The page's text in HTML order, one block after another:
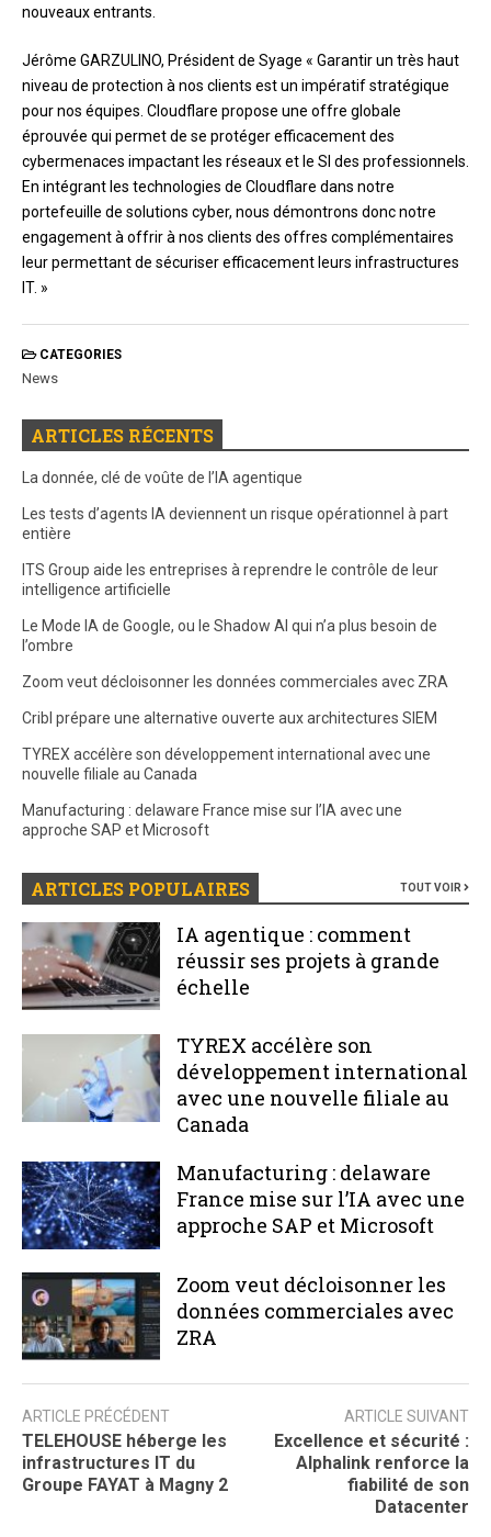
nouveaux entrants.
Jérôme GARZULINO, Président de Syage « Garantir un très haut
niveau de protection à nos clients est un impératif stratégique
pour nos équipes. Cloudflare propose une offre globale
éprouvée qui permet de se protéger efficacement des
cybermenaces impactant les réseaux et le SI des professionnels.
En intégrant les technologies de Cloudflare dans notre
portefeuille de solutions cyber, nous démontrons donc notre
engagement à offrir à nos clients des offres complémentaires
leur permettant de sécuriser efficacement leurs infrastructures
IT. »
CATEGORIES
News
ARTICLES RÉCENTS
La donnée, clé de voûte de l’IA agentique
Les tests d’agents IA deviennent un risque opérationnel à part
entière
ITS Group aide les entreprises à reprendre le contrôle de leur
intelligence artificielle
Le Mode IA de Google, ou le Shadow AI qui n’a plus besoin de
l’ombre
Zoom veut décloisonner les données commerciales avec ZRA
Cribl prépare une alternative ouverte aux architectures SIEM
TYREX accélère son développement international avec une
nouvelle filiale au Canada
Manufacturing : delaware France mise sur l’IA avec une
approche SAP et Microsoft
ARTICLES POPULAIRES TOUT VOIR
IA agentique : comment
réussir ses projets à grande
échelle
TYREX accélère son
développement international
avec une nouvelle filiale au
Canada
Manufacturing : delaware
France mise sur l’IA avec une
approche SAP et Microsoft
Zoom veut décloisonner les
données commerciales avec
ZRA
ARTICLE PRÉCÉDENT
TELEHOUSE héberge les
infrastructures IT du
Groupe FAYAT à Magny 2
ARTICLE SUIVANT
Excellence et sécurité :
Alphalink renforce la
fiabilité de son
Datacenter